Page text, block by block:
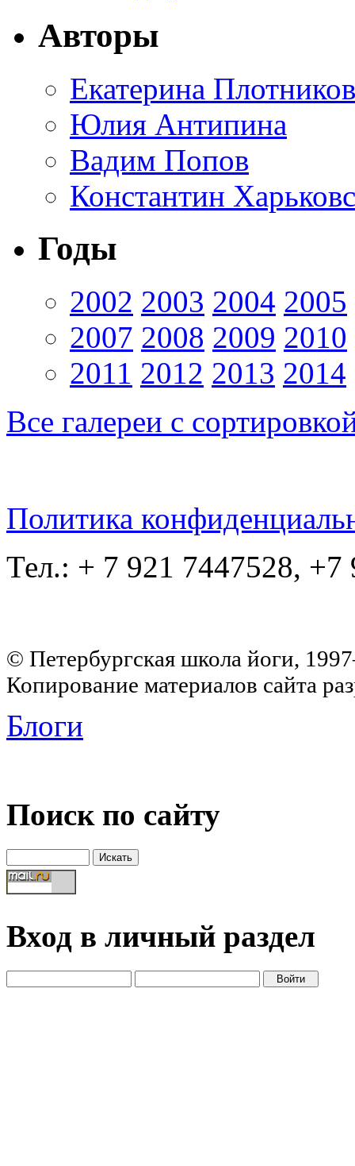
Авторы
Екатерина
Юлия Антипина
Вадим Попов
Константин
Годы
2002 2003 2004 2005
2007 2008 2009 2010
2011 2012 2013 2014
Все галереи с
Политика
Тел.: + 7 921 7447528, +7
© Петербургская школа йоги,
Копирование материалов сайта
Блоги
Поиск по сайту
Вход в личный раздел